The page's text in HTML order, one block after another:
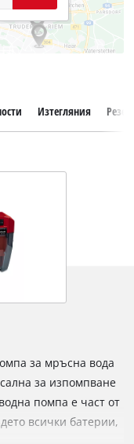
Изтегляния
за мръсна вода
за изпомпване
помпа е част от
всички батерии,